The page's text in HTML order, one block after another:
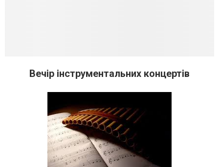
Вечір інструментальних концертів